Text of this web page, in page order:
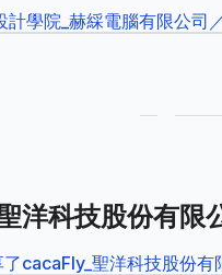
計學院_赫綵電腦有限公司
洋科技股份有限
cacaFly_聖洋科技股份有